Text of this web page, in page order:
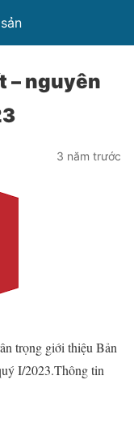
– nguyên
3 năm trước
trọng giới thiệu Bản
I/2023.Thông tin